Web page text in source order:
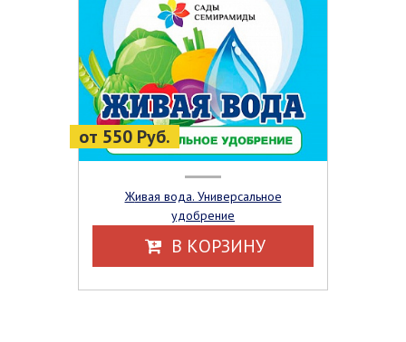
от 550 Руб.
Живая вода. Универсальное
удобрение
В КОРЗИНУ